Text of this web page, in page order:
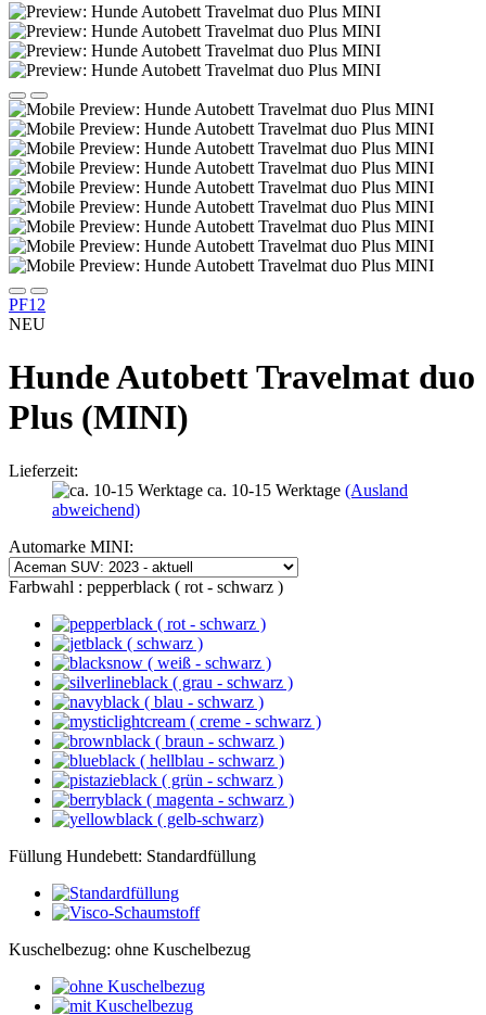
PF12
NEU
Hunde Autobett Travelmat duo
Plus (MINI)
Lieferzeit:
ca. 10-15 Werktage (Ausland
abweichend)
Automarke MINI:
Farbwahl : pepperblack ( rot - schwarz )
Füllung Hundebett: Standardfüllung
Kuschelbezug: ohne Kuschelbezug